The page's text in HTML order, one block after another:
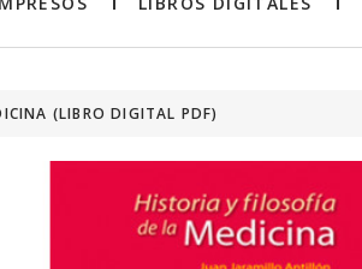
(LIBRO DIGITAL PDF)